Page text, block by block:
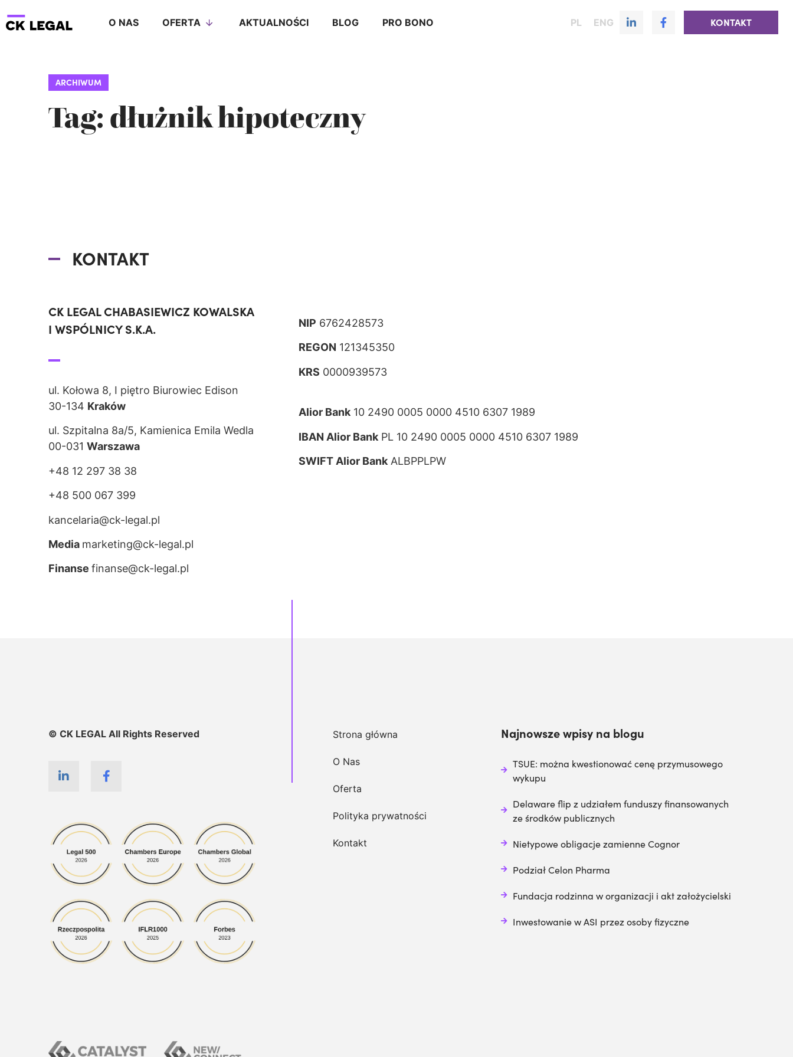
O NAS OFERTA AKTUALNOŚCI BLOG PRO BONO PL ENG KONTAKT
ARCHIWUM
Tag: dłużnik hipoteczny
KONTAKT
CK LEGAL CHABASIEWICZ KOWALSKA
I WSPÓLNICY S.K.A.
ul. Kołowa 8, I piętro Biurowiec Edison
30-134 Kraków
ul. Szpitalna 8a/5, Kamienica Emila Wedla
00-031 Warszawa
+48 12 297 38 38
+48 500 067 399
kancelaria@ck-legal.pl
Media marketing@ck-legal.pl
Finanse finanse@ck-legal.pl
NIP 6762428573
REGON 121345350
KRS 0000939573
Alior Bank 10 2490 0005 0000 4510 6307 1989
IBAN Alior Bank PL 10 2490 0005 0000 4510 6307 1989
SWIFT Alior Bank ALBPPLPW
© CK LEGAL All Rights Reserved Strona główna
O Nas
Oferta
Polityka prywatności
Kontakt
Najnowsze wpisy na blogu
TSUE: można kwestionować cenę przymusowego
wykupu
Delaware flip z udziałem funduszy finansowanych
ze środków publicznych
Nietypowe obligacje zamienne Cognor
Podział Celon Pharma
Fundacja rodzinna w organizacji i akt założycielski
Inwestowanie w ASI przez osoby fizyczne